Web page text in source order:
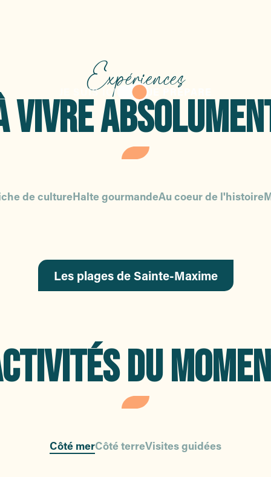
JE SUIS ICI JE PRÉPARE
Expériences
VIVRE
de cultureHalte gourmandeAu coeur de l'histoire
Les plages de Sainte-Maxime
DU
Côté merCôté terreVisites guidées